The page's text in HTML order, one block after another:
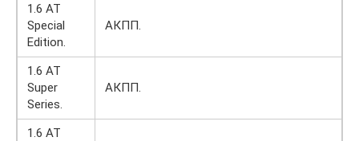
1.6 AT
Special
Edition.
АКПП.
1.6 AT
Super
Series.
АКПП.
1.6 AT